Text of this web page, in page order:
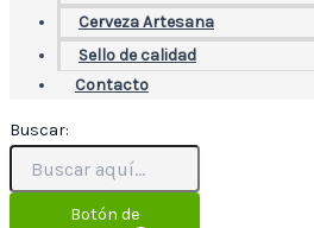
Cerveza Artesana
Sello de calidad
Contacto
Buscar:
Botón de